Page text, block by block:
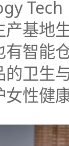
Tech
产基地
有智能
的卫生
女性健